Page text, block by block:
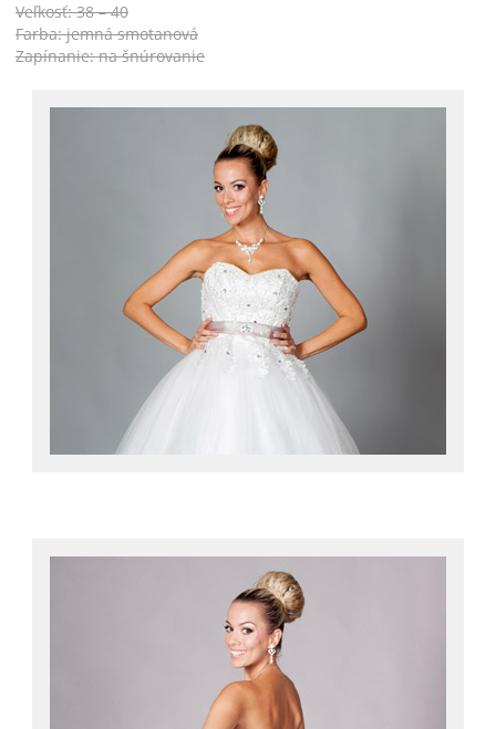
Veľkosť: 38 – 40
Farba: jemná smotanová
Zapínanie: na šnúrovanie